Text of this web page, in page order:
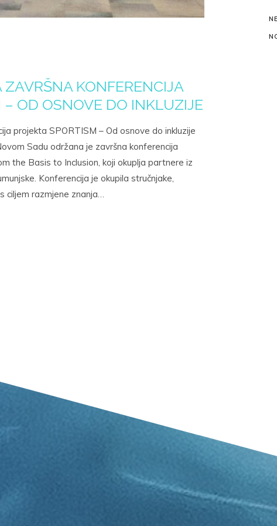
KONFERENCIJA
– OD OSNOVE DO INKLUZIJE
projekta SPORTISM – Od osnove do inkluzije
Sadu održana je završna konferencija
the Basis to Inclusion, koji okuplja partnere iz
Konferencija je okupila stručnjake,
ciljem razmjene znanja…